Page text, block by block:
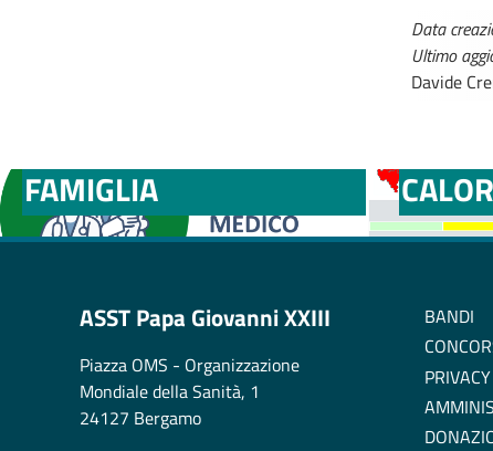
Data
Ultimo
Davide
FAMIGLIA
ASST Papa Giovanni XXIII
Piazza OMS - Organizzazione
Mondiale della Sanità, 1
24127 Bergamo
BANDI
PRIVACY